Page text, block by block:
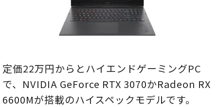
定価22万円からとハイエンドゲーミングPC
で、NVIDIA GeForce RTX 3070かRadeon RX
6600Mが搭載のハイスペックモデルです。